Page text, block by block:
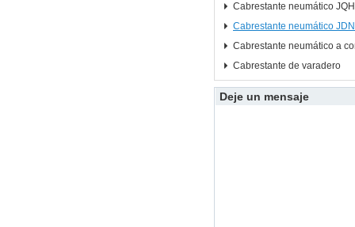
Cabrestante neumático
Cabrestante neumático JDN
Cabrestante neumático a
Cabrestante de varadero
Deje un mensaje